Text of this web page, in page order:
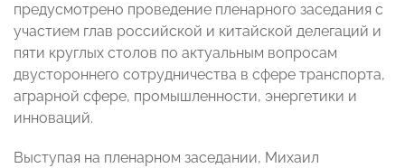
предусмотрено проведение пленарного заседания с
участием глав российской и китайской делегаций и
пяти круглых столов по актуальным вопросам
двустороннего сотрудничества в сфере транспорта,
аграрной сфере, промышленности, энергетики и
инноваций.
Выступая на пленарном заседании, Михаил